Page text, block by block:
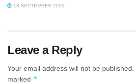
13 SEPTEMBER 2022
Leave a Reply
Your email address will not be published.
marked *